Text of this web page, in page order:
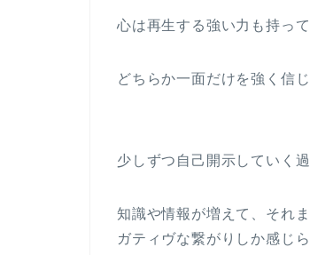
心は再生する強い力も持っ
どちらか一面だけを強く信
少しずつ自己開示していく
知識や情報が増えて、それ
ガティヴな繋がりしか感じ